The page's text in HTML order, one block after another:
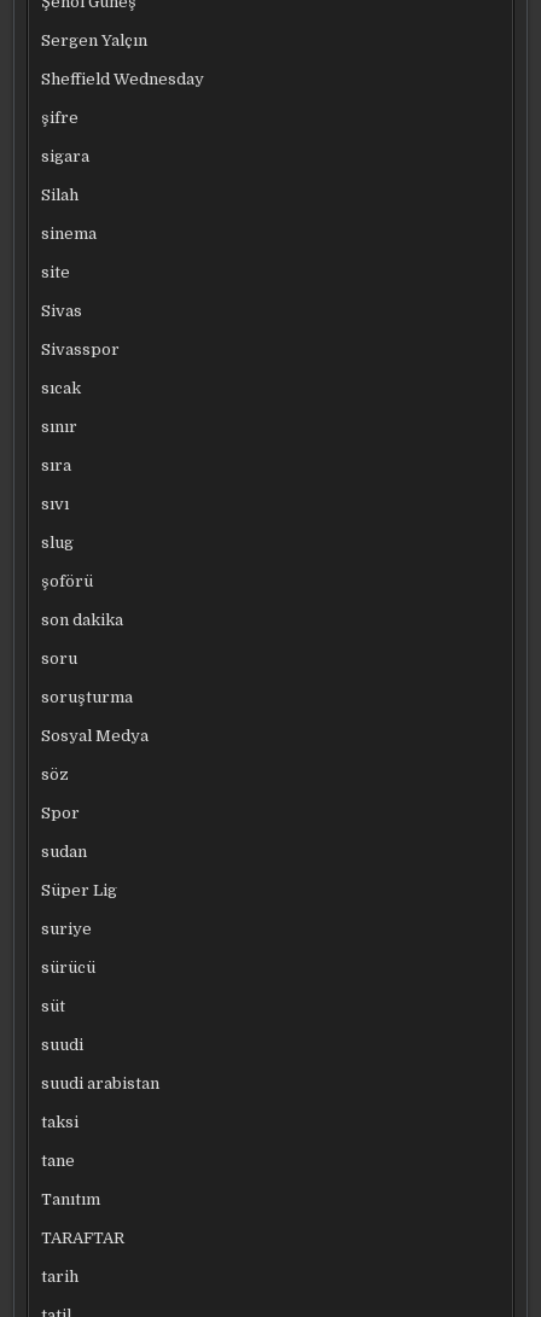
Sergen Yalçın
Sheffield Wednesday
şifre
sigara
Silah
sinema
site
Sivas
Sivasspor
sıcak
sınır
sıra
sıvı
slug
şoförü
son dakika
soru
soruşturma
Sosyal Medya
söz
Spor
sudan
Süper Lig
suriye
sürücü
süt
suudi
suudi arabistan
taksi
tane
Tanıtım
TARAFTAR
tarih